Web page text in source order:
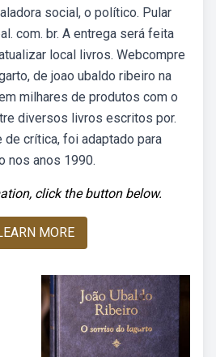
social, o político. Pular
com. br. A entrega será feita
local livros. Webcompre
de joao ubaldo ribeiro na
milhares de produtos com o
diversos livros escritos por.
crítica, foi adaptado para
nos anos 1990.
click the button below.
MORE